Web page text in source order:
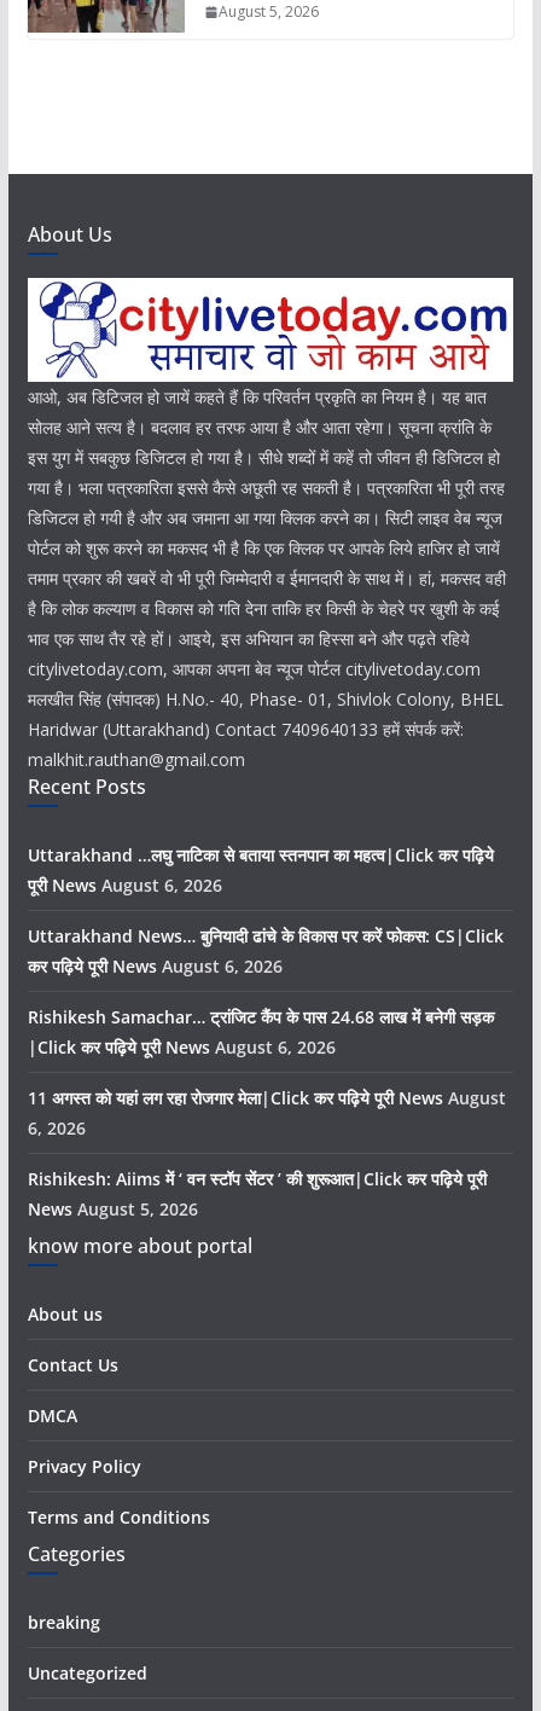
August 5, 2026
About Us
आओ, अब डिटिजल हो जायें कहते हैं कि परिवर्तन प्रकृति का नियम है। यह बात
सोलह आने सत्य है। बदलाव हर तरफ आया है और आता रहेगा। सूचना क्रांति के
इस युग में सबकुछ डिजिटल हो गया है। सीधे शब्दों में कहें तो जीवन ही डिजिटल हो
गया है। भला पत्रकारिता इससे कैसे अछूती रह सकती है। पत्रकारिता भी पूरी तरह
डिजिटल हो गयी है और अब जमाना आ गया क्लिक करने का। सिटी लाइव वेब न्यूज
पोर्टल को शुरू करने का मकसद भी है कि एक क्लिक पर आपके लिये हाजिर हो जायें
तमाम प्रकार की खबरें वो भी पूरी जिम्मेदारी व ईमानदारी के साथ में। हां, मकसद वही
है कि लोक कल्याण व विकास को गति देना ताकि हर किसी के चेहरे पर खुशी के कई
भाव एक साथ तैर रहे हों। आइये, इस अभियान का हिस्सा बने और पढ़ते रहिये
citylivetoday.com, आपका अपना बेव न्यूज पोर्टल citylivetoday.com
मलखीत सिंह (संपादक) H.No.- 40, Phase- 01, Shivlok Colony, BHEL
Haridwar (Uttarakhand) Contact 7409640133 हमें संपर्क करें:
malkhit.rauthan@gmail.com
Recent Posts
Uttarakhand …लघु नाटिका से बताया स्तनपान का महत्व|Click कर पढ़िये
पूरी News August 6, 2026
Uttarakhand News… बुनियादी ढांचे के विकास पर करें फोकस: CS|Click
कर पढ़िये पूरी News August 6, 2026
Rishikesh Samachar… ट्रांजिट कैंप के पास 24.68 लाख में बनेगी सड़क
|Click कर पढ़िये पूरी News August 6, 2026
11 अगस्त को यहां लग रहा रोजगार मेला|Click कर पढ़िये पूरी News August
6, 2026
Rishikesh: Aiims में ‘ वन स्टॉप सेंटर ’ की शुरूआत|Click कर पढ़िये पूरी
News August 5, 2026
know more about portal
About us
Contact Us
DMCA
Privacy Policy
Terms and Conditions
Categories
breaking
Uncategorized